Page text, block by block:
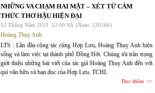
NHỮNG VA CHẠM HAI MẶT – XÉT TỪ CẢM
THỨC THƠ HẬU HIỆN ĐẠI
12 Tháng Năm 2011 12:00 SA (Xem: 120166)
Hoàng Thụy Anh
LTS : Lần đầu cộng tác cùng Hợp Lưu, Hoàng Thuỵ Anh hiện
sống và làm việc tại thành phố Đồng Hới. Chúng tôi trân trọng
giới thiệu những bài viết của tác giả Hoàng Thuỵ Anh đến với
quí văn hữu và bạn đọc của Hợp Lưu. TCHL
Đọc thêm